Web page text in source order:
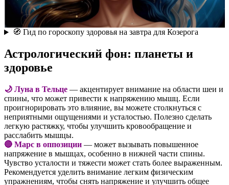
🧭 Гид по гороскопу здоровья на завтра для Козерога
Астрологический фон: планеты и
здоровье
🌙 Луна в Тельце — акцентирует внимание на области шеи и
спины, что может привести к напряжению мышц. Если
проигнорировать это влияние, вы можете столкнуться с
неприятными ощущениями и усталостью. Полезно сделать
легкую растяжку, чтобы улучшить кровообращение и
расслабить мышцы.
🔴 Марс в оппозиции — может вызывать повышенное
напряжение в мышцах, особенно в нижней части спины.
Чувство усталости и тяжести может стать более выраженным.
Рекомендуется уделить внимание легким физическим
упражнениям, чтобы снять напряжение и улучшить общее